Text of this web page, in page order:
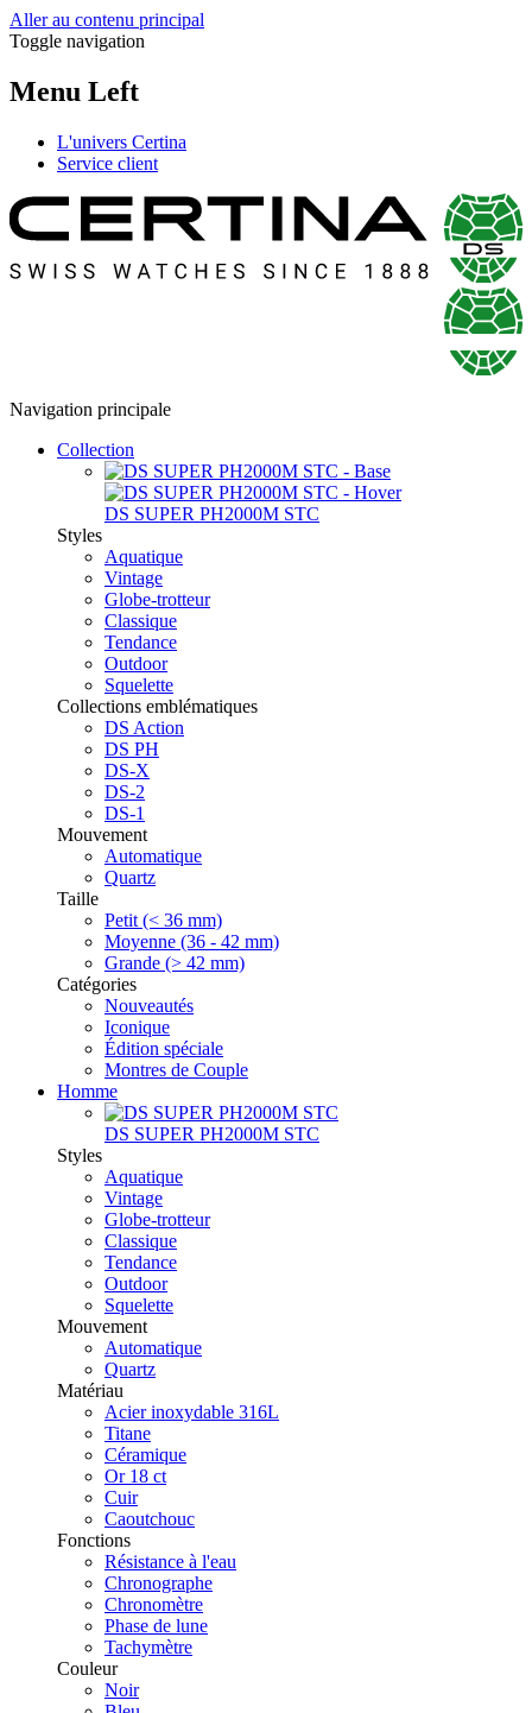
Aller au contenu principal
Toggle navigation
Menu Left
L'univers Certina
Service client
Navigation principale
Collection
DS SUPER PH2000M STC
Styles
Aquatique
Vintage
Globe-trotteur
Classique
Tendance
Outdoor
Squelette
Collections emblématiques
DS Action
DS PH
DS-X
DS-2
DS-1
Mouvement
Automatique
Quartz
Taille
Petit (< 36 mm)
Moyenne (36 - 42 mm)
Grande (> 42 mm)
Catégories
Nouveautés
Iconique
Édition spéciale
Montres de Couple
Homme
DS SUPER PH2000M STC
Styles
Aquatique
Vintage
Globe-trotteur
Classique
Tendance
Outdoor
Squelette
Mouvement
Automatique
Quartz
Matériau
Acier inoxydable 316L
Titane
Céramique
Or 18 ct
Cuir
Caoutchouc
Fonctions
Résistance à l'eau
Chronographe
Chronomètre
Phase de lune
Tachymètre
Couleur
Noir